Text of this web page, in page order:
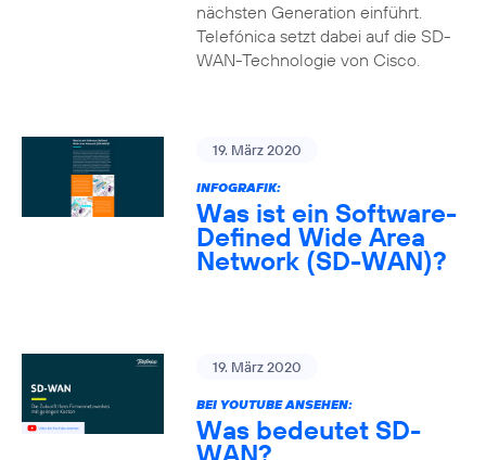
nächsten Generation einführt.
Telefónica setzt dabei auf die SD-
WAN-Technologie von Cisco.
19. März 2020
INFOGRAFIK:
Was ist ein Software-
Defined Wide Area
Network (SD-WAN)?
19. März 2020
BEI YOUTUBE ANSEHEN:
Was bedeutet SD-
WAN?